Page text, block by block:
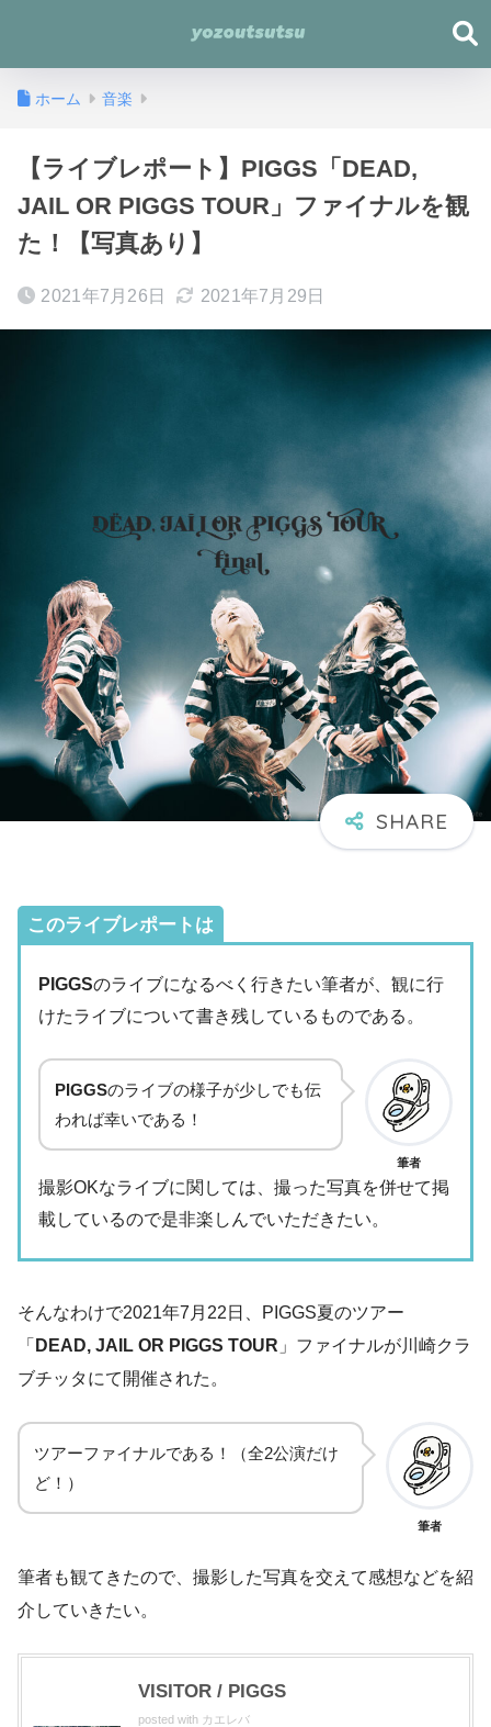
ホーム 音楽
【ライブレポート】PIGGS「DEAD,
JAIL OR PIGGS TOUR」ファイナルを観
た！【写真あり】
2021年7月26日 2021年7月29日
このライブレポートは
PIGGSのライブになるべく行きたい筆者が、観に行
けたライブについて書き残しているものである。
PIGGSのライブの様子が少しでも伝
われば幸いである！
筆者
撮影OKなライブに関しては、撮った写真を併せて掲
載しているので是非楽しんでいただきたい。
そんなわけで2021年7月22日、PIGGS夏のツアー
「 DEAD, JAIL OR PIGGS TOUR 」ファイナルが川崎クラ
ブチッタにて開催された。
ツアーファイナルである！（全2公演だけ
ど！）
筆者
筆者も観てきたので、撮影した写真を交えて感想などを紹
介していきたい。
VISITOR / PIGGS
posted with カエレバ